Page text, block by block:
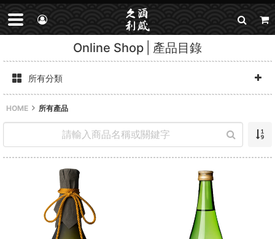
Online Shop 產品目錄
所有分類
HOME 所有產品